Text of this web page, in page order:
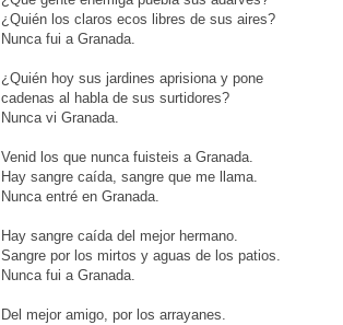
¿Quién los claros ecos libres de sus aires?
Nunca fui a Granada.
¿Quién hoy sus jardines aprisiona y pone
cadenas al habla de sus surtidores?
Nunca vi Granada.
Venid los que nunca fuisteis a Granada.
Hay sangre caída, sangre que me llama.
Nunca entré en Granada.
Hay sangre caída del mejor hermano.
Sangre por los mirtos y aguas de los patios.
Nunca fui a Granada.
Del mejor amigo, por los arrayanes.